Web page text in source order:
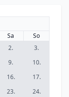
Sa
So
2.
3.
9.
10.
16.
17.
23.
24.